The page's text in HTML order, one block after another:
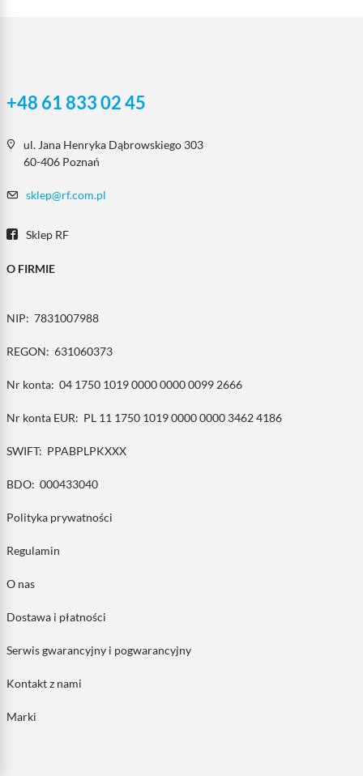
+48 61 833 02 45
ul. Jana Henryka Dąbrowskiego 303
60-406 Poznań
sklep@rf.com.pl
Sklep RF
O FIRMIE
NIP: 7831007988
REGON: 631060373
Nr konta: 04 1750 1019 0000 0000 0099 2666
Nr konta EUR: PL 11 1750 1019 0000 0000 3462 4186
SWIFT: PPABPLPKXXX
BDO: 000433040
Polityka prywatności
Regulamin
O nas
Dostawa i płatności
Serwis gwarancyjny i pogwarancyjny
Kontakt z nami
Marki